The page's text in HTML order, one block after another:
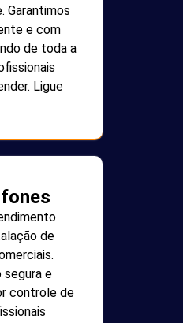
Garantimos
e com
de toda a
Ligue
de
segura e
controle de